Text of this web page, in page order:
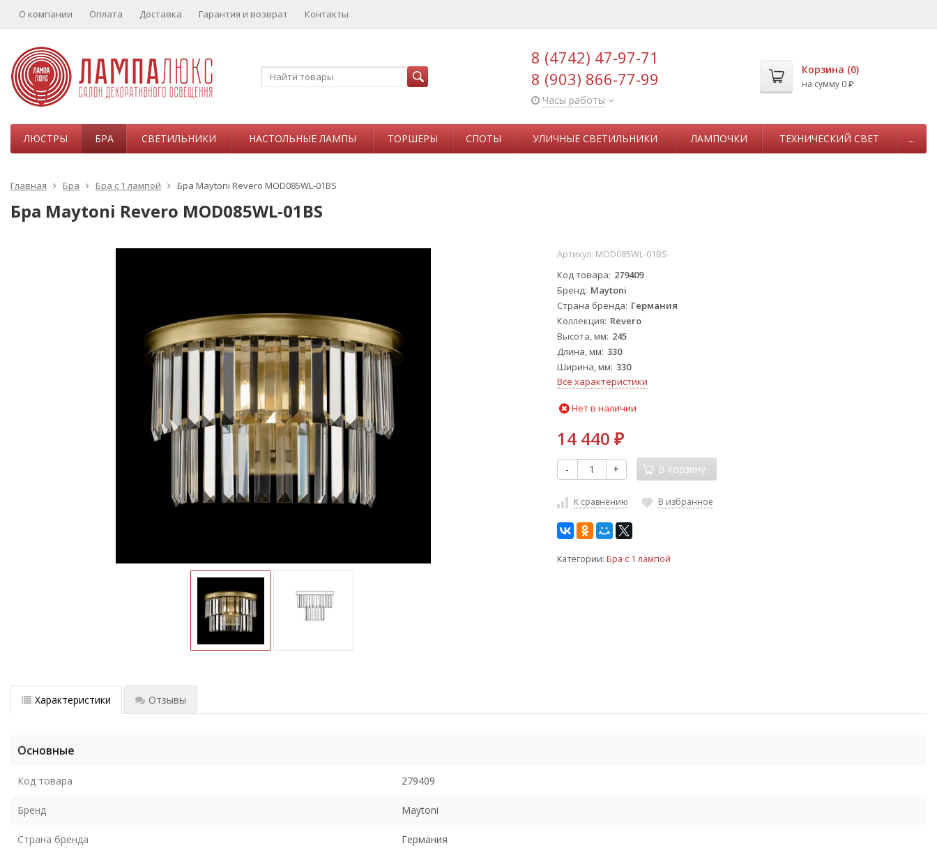
О компании Оплата Доставка Гарантия и возврат Контакты
8 (4742) 47-97-71
8 (903) 866-77-99
Часы работы
Корзина (0)
на сумму 0 ₽
ЛЮСТРЫ БРА СВЕТИЛЬНИКИ НАСТОЛЬНЫЕ ЛАМПЫ ТОРШЕРЫ СПОТЫ УЛИЧНЫЕ СВЕТИЛЬНИКИ ЛАМПОЧКИ ТЕХНИЧЕСКИЙ СВЕТ ...
Главная Бра Бра с 1 лампой Бра Maytoni Revero MOD085WL-01BS
Бра Maytoni Revero MOD085WL-01BS
Артикул: MOD085WL-01BS
Код товара 279409
Бренд Maytoni
Страна бренда Германия
Коллекция Revero
Высота, мм 245
Длина, мм 330
Ширина, мм 330
Все характеристики
Нет в наличии
14 440 ₽
- + В корзину
К сравнению В избранное
Категории: Бра с 1 лампой
Характеристики Отзывы
Основные
Код товара 279409
Бренд Maytoni
Страна бренда Германия